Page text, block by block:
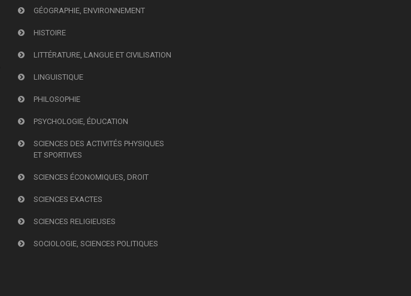
GÉOGRAPHIE, ENVIRONNEMENT
HISTOIRE
LITTÉRATURE, LANGUE ET CIVILISATION
LINGUISTIQUE
PHILOSOPHIE
PSYCHOLOGIE, ÉDUCATION
SCIENCES DES ACTIVITÉS PHYSIQUES
ET SPORTIVES
SCIENCES ÉCONOMIQUES, DROIT
SCIENCES EXACTES
SCIENCES RELIGIEUSES
SOCIOLOGIE, SCIENCES POLITIQUES